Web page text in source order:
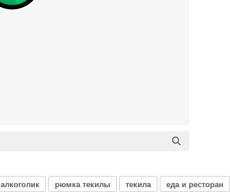
алкоголик рюмка текилы текила еда и ресторан